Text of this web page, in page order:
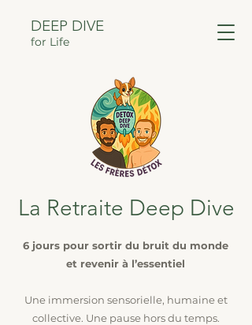
DEEP DIVE
for Life
La Retraite Deep Dive
6 jours pour sortir du bruit du monde
et revenir à l’essentiel
Une immersion sensorielle, humaine et
collective. Une pause hors du temps.